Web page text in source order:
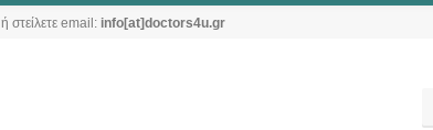
ή στείλετε email: info[at]doctors4u.gr